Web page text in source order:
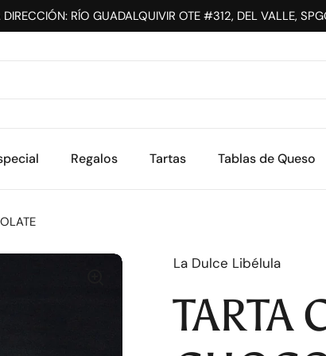
DIRECCIÓN: RÍO GUADALQUIVIR OTE #312, DEL VALLE,
Regalos Tartas Tablas de Queso
La Dulce Libélula
TARTA